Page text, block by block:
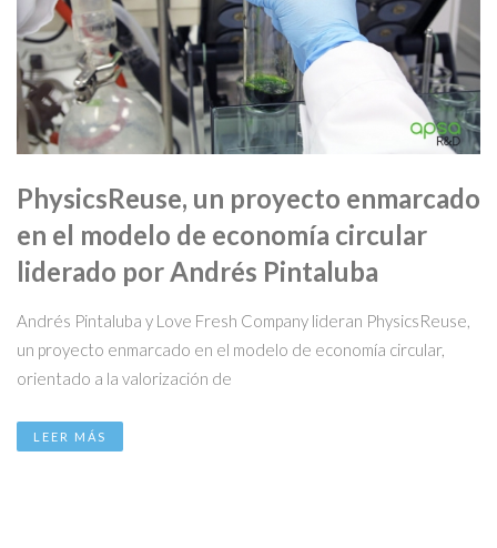
PhysicsReuse, un proyecto enmarcado
en el modelo de economía circular
liderado por Andrés Pintaluba
Andrés Pintaluba y Love Fresh Company lideran PhysicsReuse,
un proyecto enmarcado en el modelo de economía circular,
orientado a la valorización de
LEER MÁS